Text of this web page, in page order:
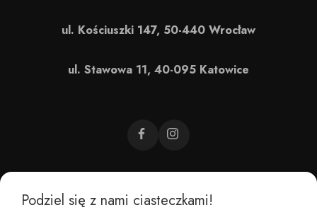
CZEMU BAREFOOT?
ul. Kościuszki 147, 50-440 Wrocław
ul. Stawowa 11, 40-095 Katowice
Podziel się z nami ciasteczkami!